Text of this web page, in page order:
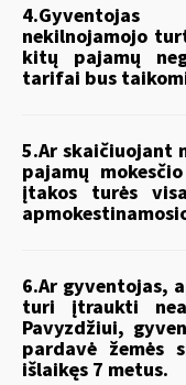
nekilnojamojo
kitų pajamų
tarifai bus
5.Ar skaičiuojant
pajamų
įtakos turės
6.Ar gyventojas,
turi įtraukti
Pavyzdžiui,
pardavė žemės
išlaikęs 7 metus.